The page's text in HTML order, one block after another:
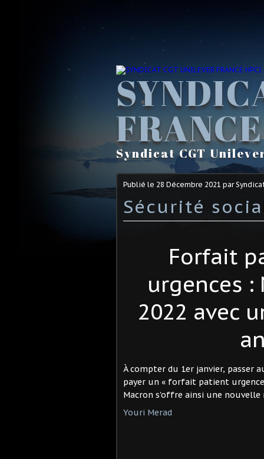
Syndicat CGT
Publié le 28 Décembre 2021 par
Sécurité
Forfait
urgences :
2022 avec
À compter du 1er janvier, passer
payer un « forfait patient
Macron s'offre ainsi une nouvelle
Youri Merad